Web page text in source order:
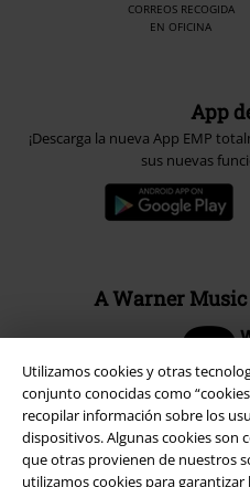
Utilizamos cookies y otras
conjunto conocidas como
recopilar información sobre los
dispositivos. Algunas cookies son
que otras provienen de nuestros
utilizamos cookies para
CORREOS RECOGIDA
EN OFICINA
App
¡Descarga la nueva App EMP
sus nuevas
A Warner Music